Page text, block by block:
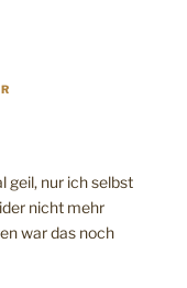
geil, nur ich selbst
nicht mehr
war das noch